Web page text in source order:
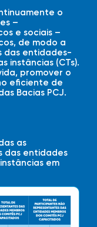
o
–
e sociais –
de modo a
das entidades-
instâncias (CTs).
promover o
eficiente de
Bacias PCJ.
as
das entidades
em